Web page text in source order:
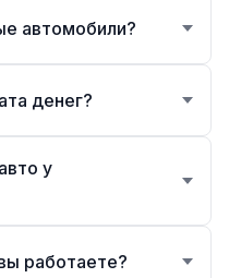
автомобили?
денег?
у
работаете?